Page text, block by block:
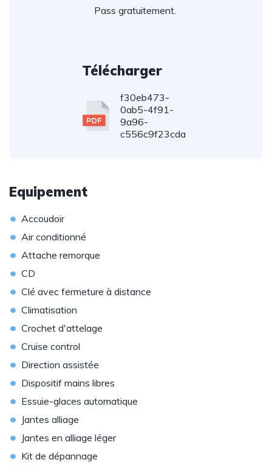
Pass gratuitement.
Télécharger
f30eb473-
0ab5-4f91-
9a96-
c556c9f23cda
Equipement
• Accoudoir
• Air conditionné
• Attache remorque
• CD
• Clé avec fermeture à distance
• Climatisation
• Crochet d'attelage
• Cruise control
• Direction assistée
• Dispositif mains libres
• Essuie-glaces automatique
• Jantes alliage
• Jantes en alliage léger
• Kit de dépannage